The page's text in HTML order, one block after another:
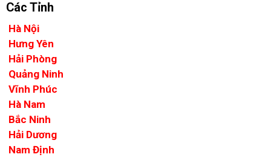
Các Tỉnh
Hà Nội
Hưng Yên
Hải Phòng
Quảng Ninh
Vĩnh Phúc
Hà Nam
Bắc Ninh
Hải Dương
Nam Định